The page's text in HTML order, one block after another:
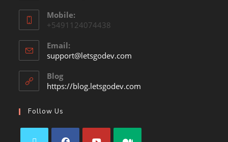
Mobile:
+5491124074438
Email:
support@letsgodev.com
Blog
https://blog.letsgodev.com
Follow Us